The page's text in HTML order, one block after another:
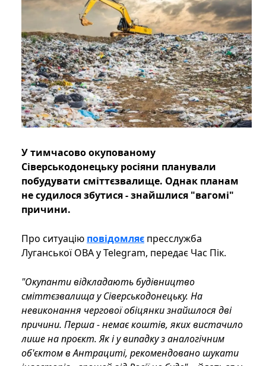
У тимчасово окупованому
Сіверськодонецьку росіяни планували
побудувати сміттєзвалище. Однак планам
не судилося збутися - знайшлися "вагомі"
причини.
Про ситуацію повідомляє пресслужба
Луганської ОВА у Telegram, передає Час Пік.
"Окупанти відкладають будівництво
сміттєзвалища у Сіверськодонецьку. На
невиконання чергової обіцянки знайшлося дві
причини. Перша - немає коштів, яких вистачило
лише на проєкт. Як і у випадку з аналогічним
об'єктом в Антрациті, рекомендовано шукати